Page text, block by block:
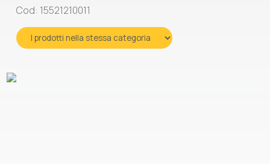
Cod: 15521210011